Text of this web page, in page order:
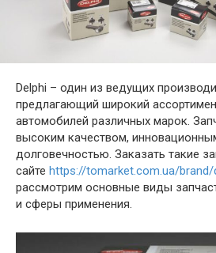
Delphi – один из ведущих
предлагающий широкий
автомобилей различных марок.
высоким качеством,
долговечностью. Заказать такие
сайте https://tomarket.com.ua/brand/
рассмотрим основные виды
и сферы применения.